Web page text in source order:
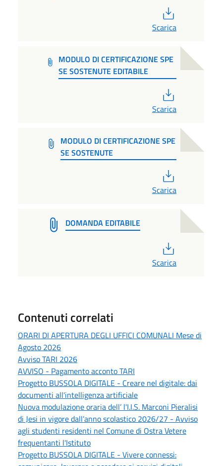
Scarica
MODULO DI CERTIFICAZIONE SPE
SE SOSTENUTE EDITABILE
Scarica
MODULO DI CERTIFICAZIONE SPE
SE SOSTENUTE
Scarica
DOMANDA EDITABILE
Scarica
Contenuti correlati
ORARI DI APERTURA DEGLI UFFICI COMUNALI Mese di
Agosto 2026
Avviso TARI 2026
AVVISO - Pagamento acconto TARI
Progetto BUSSOLA DIGITALE - Creare nel digitale: dai
documenti all'intelligenza artificiale
Nuova modulazione oraria dell’ l'I.I.S. Marconi Pieralisi
di Jesi in vigore dall’anno scolastico 2026/27 - Avviso
agli studenti residenti nel Comune di Ostra Vetere
frequentanti l'Istituto
Progetto BUSSOLA DIGITALE - Vivere connessi: